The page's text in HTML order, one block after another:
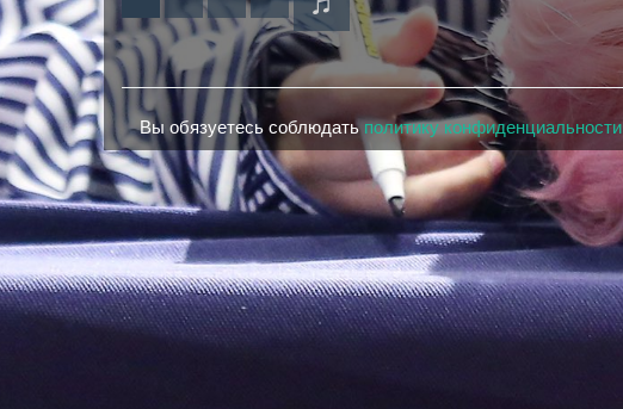
Вы обязуетесь соблюдатьполитику конфиденциальности